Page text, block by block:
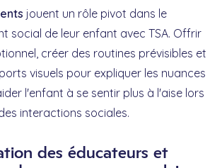
jouent un rôle pivot dans le
social de leur enfant avec TSA. Offrir
créer des routines prévisibles et
visuels pour expliquer les nuances
l'enfant à se sentir plus à l'aise lors
interactions sociales.
des éducateurs et